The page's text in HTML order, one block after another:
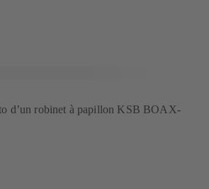
d’un robinet à papillon KSB BOAX-